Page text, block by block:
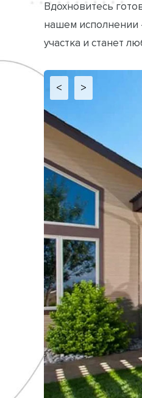
Вдохновитесь
нашем исполнении
участка и станет
< >